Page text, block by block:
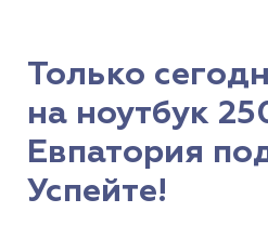
Только
на ноутбук
Евпатория
Успейте!